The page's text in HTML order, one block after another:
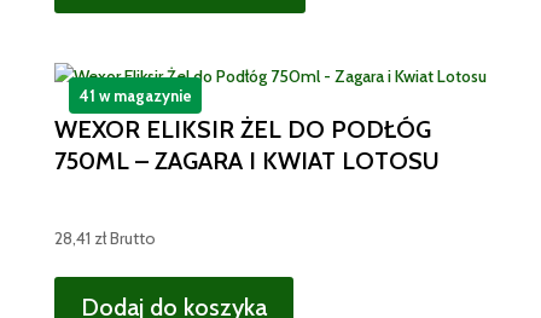
WEXOR ELIKSIR ŻEL DO PODŁÓG
750ML – ZAGARA I KWIAT LOTOSU
28,41 złBrutto
Dodaj do koszyka
41 w magazynie